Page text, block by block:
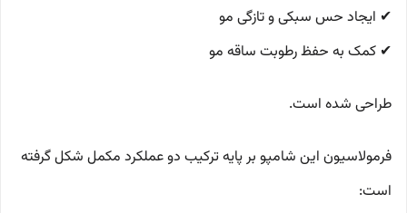
✔ ایجاد حس سبکی و تازگی مو
✔ کمک به حفظ رطوبت ساقه مو
طراحی شده است.
فرمولاسیون این شامپو بر پایه ترکیب دو عملکرد مکمل شکل گرفته
است: